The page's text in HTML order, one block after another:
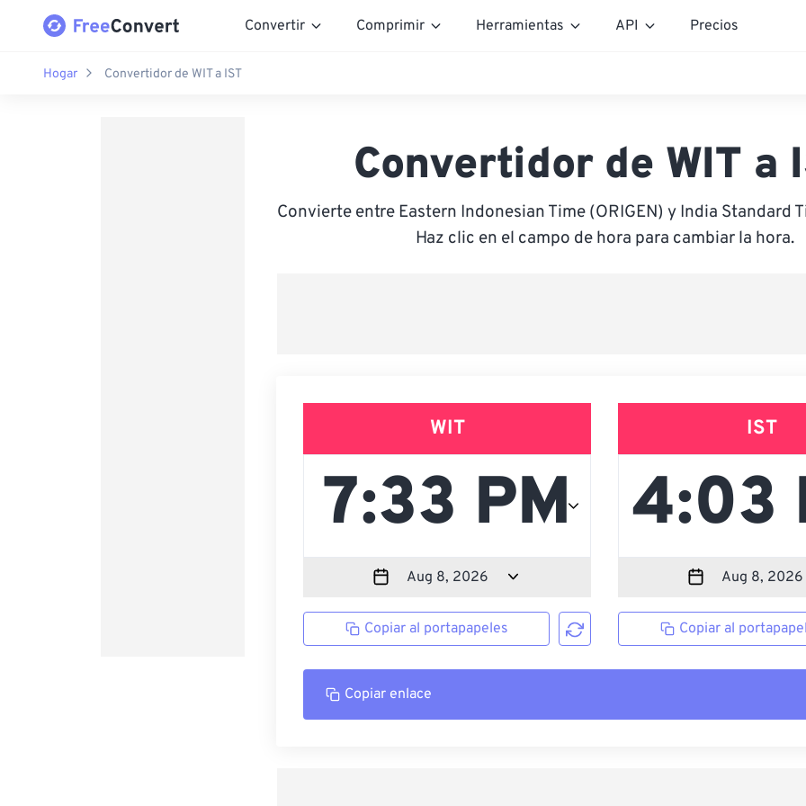
Convertir Comprimir Herramientas API Precios
Hogar Convertidor de WIT a IST
Convertidor de WIT a
Convierte entre Eastern Indonesian Time (ORIGEN) y India Standard
Haz clic en el campo de hora para cambiar la hora.
WIT
Copiar al portapapeles
IST
Copiar al
Copiar enlace